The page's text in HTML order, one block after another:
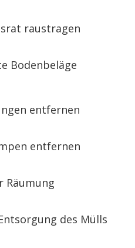
raustragen
Bodenbeläge
entfernen
entfernen
Räumung
des Mülls